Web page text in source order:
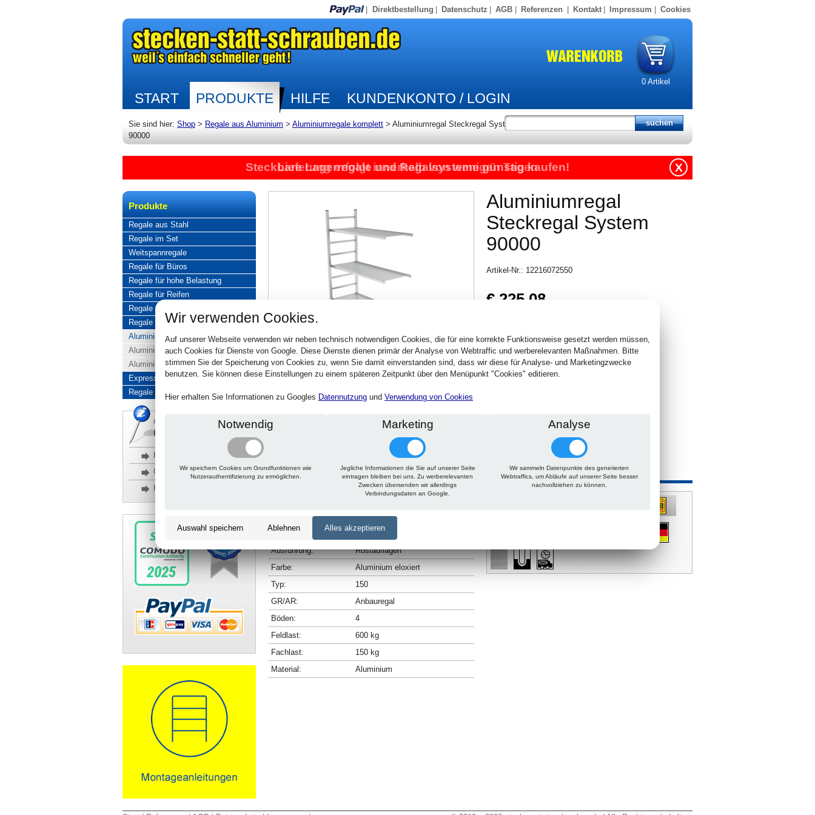
Direktbestellung Datenschutz AGB Referenzen Kontakt Impressum Cookies
0Artikel
START PRODUKTE HILFE KUNDENKONTO / LOGIN
Sie sind hier: Shop > Regale aus Aluminium > Aluminiumregale komplett > Aluminiumregal Steckregal System
90000
Steckbare Lagerregale und Regalsysteme günstig kaufen!
Lieferung erfolgt innerhalb von wenigen Tagen X
Produkte
Regale aus Stahl
Regale im Set
Weitspannregale
Regale für Büros
Regale für hohe Belastung
Regale für Reifen
Regale aus Edelstahl
Regale aus Aluminium
Aluminiumregale komplett
Aluminiumregal Baukasten
Aluminiumregal Kombinationen
Express-Produkte
Regale Reduziert
Rückfragen, Hilfe, Bestellen?
06201 690095-0
Häufige Fragen
Glossar
Kontakt
Aluminiumregal
Steckregal System
90000
Artikel-Nr.: 12216072550
€ 225,08
Stck.
Technische Daten Beschreibung
500 mm
Länge:
725 mm
Ausführung:
Rostauflagen
Farbe:
Aluminium eloxiert
Typ:
150
GR/AR:
Anbauregal
Böden:
4
Feldlast:
600 kg
Fachlast:
150 kg
Material:
Aluminium
Wir verwenden Cookies.
Auf unserer Webseite verwenden wir neben technisch notwendigen Cookies, die für eine korrekte Funktionsweise gesetzt werden müssen,
auch Cookies für Dienste von Google. Diese Dienste dienen primär der Analyse von Webtraffic und werberelevanten Maßnahmen. Bitte
stimmen Sie der Speicherung von Cookies zu, wenn Sie damit einverstanden sind, dass wir diese für Analyse- und Marketingzwecke
benutzen. Sie können diese Einstellungen zu einem späteren Zeitpunkt über den Menüpunkt "Cookies" editieren.
Hier erhalten Sie Informationen zu Googles Datennutzung und Verwendung von Cookies
Notwendig
Wir speichern Cookies um Grundfunktionen wie
Nutzerauthentifizierung zu ermöglichen.
Marketing
Jegliche Informationen die Sie auf unserer Seite
eintragen bleiben bei uns. Zu werberelevanten
Zwecken übersenden wir allerdings
Verbindungsdaten an Google.
Analyse
Wir sammeln Datenpunkte des generierten
Webtraffics, um Abläufe auf unserer Seite besser
nachvollziehen zu können.
Auswahl speichern Ablehnen Alles akzeptieren